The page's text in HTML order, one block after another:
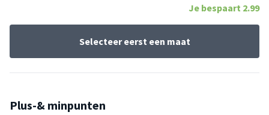
Je bespaart 2.99
Selecteer eerst een maat
Plus-& minpunten